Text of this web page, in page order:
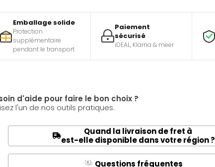
Emballage solide
Protection
supplémentaire
pendant le transport
Paiement
sécurisé
iDEAL, Klarna & meer
d'aide pour faire le bon choix ?
l'un de nos outils pratiques.
Quand la livraison de fret à
est-elle disponible dans votre région ?
A
Q Questions fréquentes